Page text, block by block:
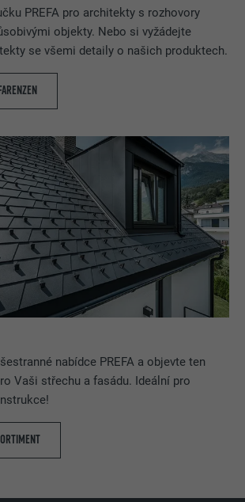
PREFA pro architekty s rozhovory
objekty. Nebo si vyžádejte
se všemi detaily o našich produktech.
nabídce PREFA a objevte ten
Vaši střechu a fasádu. Ideální pro